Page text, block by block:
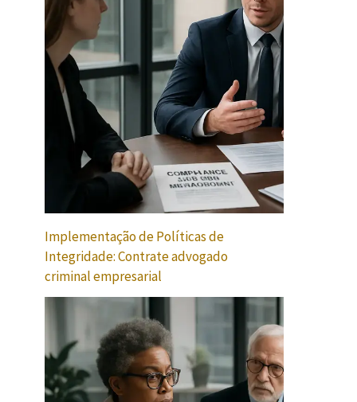
Implementação de Políticas de
Integridade: Contrate advogado
criminal empresarial